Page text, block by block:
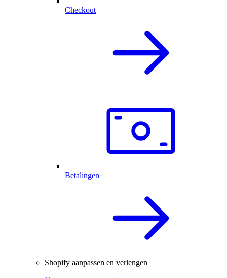
Checkout
Betalingen
Shopify aanpassen en verlengen